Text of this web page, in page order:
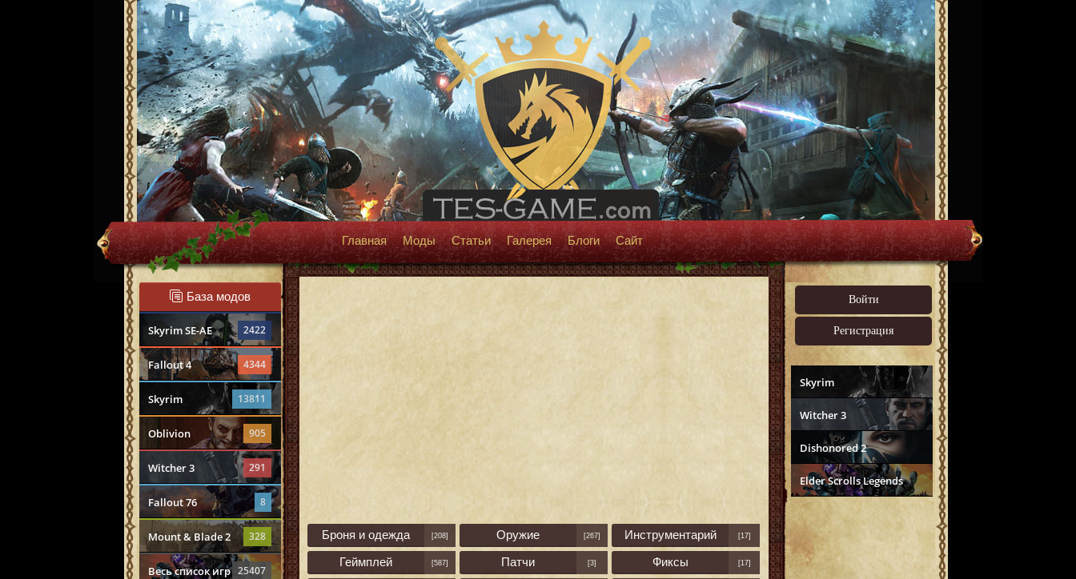
Главная Моды Статьи Галерея Блоги Сайт
База модов
Skyrim SE-AE 2422
Fallout 4 4344
Skyrim 13811
Oblivion 905
Witcher 3 291
Fallout 76 8
Mount & Blade 2 328
Весь список игр 25407
Войти
Регистрация
Skyrim
Witcher 3
Dishonored 2
Elder Scrolls Legends
Броня и одежда [208] Оружие [267] Инструментарий [17]
Геймплей [587] Патчи [3] Фиксы [17]